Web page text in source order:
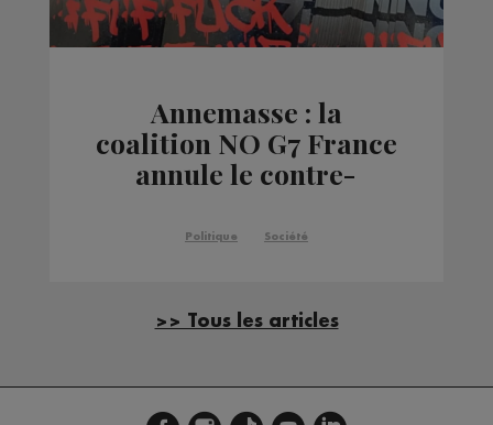
Annemasse : la
coalition NO G7 France
annule le contre-
Politique Société
>> Tous les articles